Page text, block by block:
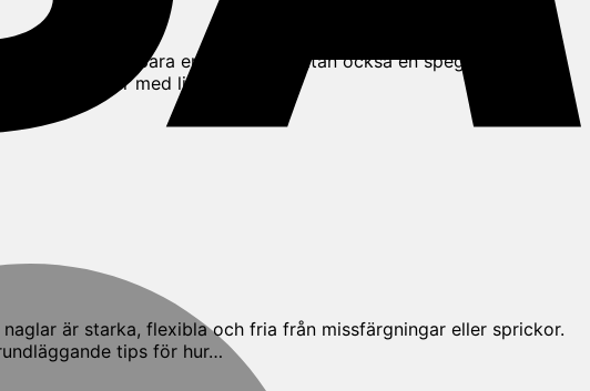
är inte bara en accessoar, utan också en spegling av vår
Döda celler med liv: Trots…
är starka, flexibla och fria från missfärgningar eller sprickor.
tips för hur…